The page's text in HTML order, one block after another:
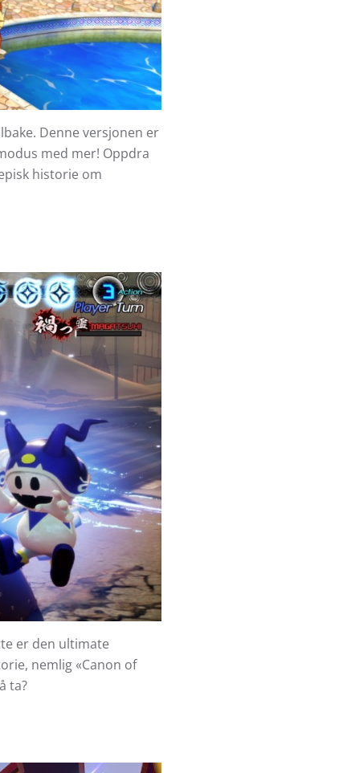
Denne versjonen er
med mer! Oppdra
historie om
er den ultimate
nemlig «Canon of
ta?